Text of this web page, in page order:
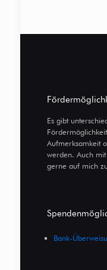
Es gibt
Aufmerksamkeit
werden. Auch
gerne auf mich
Bank-